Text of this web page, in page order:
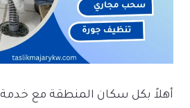
أهلاً بكل سكان المنطقة مع خدمة